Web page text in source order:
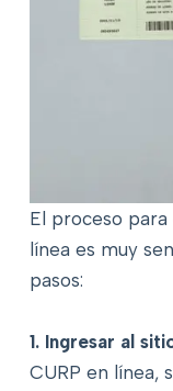
El proceso
línea es muy
pasos:
1. Ingresar al
CURP en línea,